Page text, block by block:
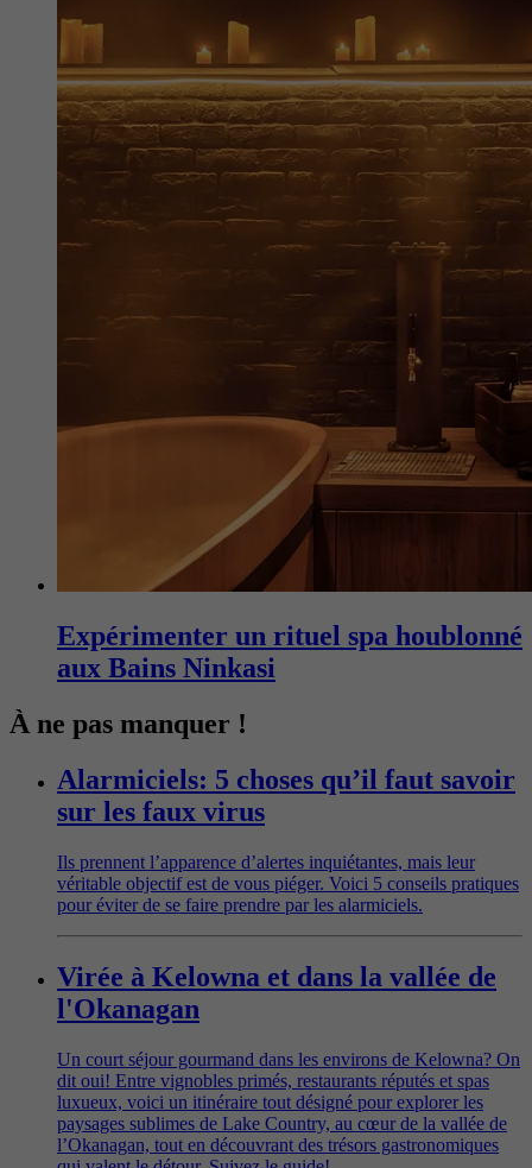
Expérimenter un rituel spa houblonné
aux Bains Ninkasi
À ne pas manquer !
Alarmiciels: 5 choses qu’il faut savoir
sur les faux virus
Ils prennent l’apparence d’alertes inquiétantes, mais leur
véritable objectif est de vous piéger. Voici 5 conseils pratiques
pour éviter de se faire prendre par les alarmiciels.
Virée à Kelowna et dans la vallée de
l'Okanagan
Un court séjour gourmand dans les environs de Kelowna? On
dit oui! Entre vignobles primés, restaurants réputés et spas
luxueux, voici un itinéraire tout désigné pour explorer les
paysages sublimes de Lake Country, au cœur de la vallée de
l’Okanagan, tout en découvrant des trésors gastronomiques